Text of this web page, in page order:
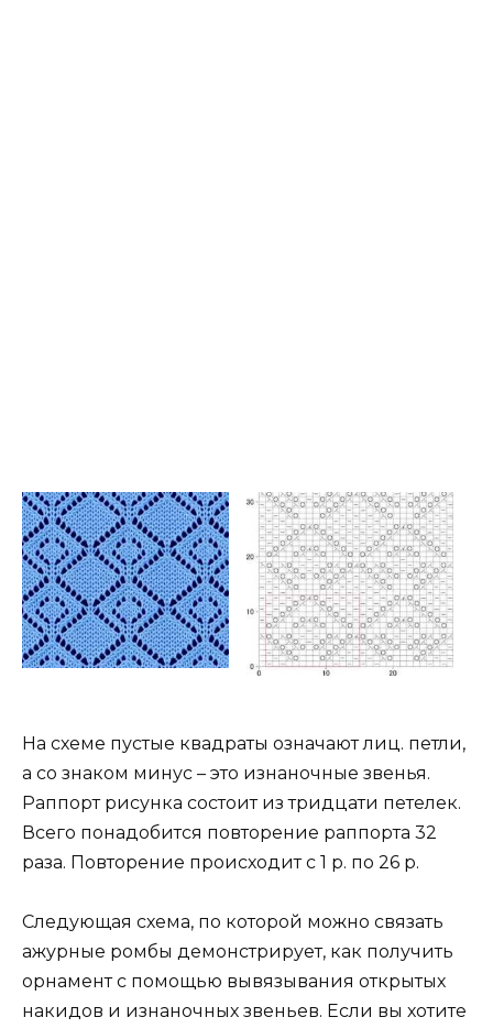
На схеме пустые квадраты означают лиц. петли,
а со знаком минус – это изнаночные звенья.
Раппорт рисунка состоит из тридцати петелек.
Всего понадобится повторение раппорта 32
раза. Повторение происходит с 1 р. по 26 р.
Следующая схема, по которой можно связать
ажурные ромбы демонстрирует, как получить
орнамент с помощью вывязывания открытых
накидов и изнаночных звеньев. Если вы хотите